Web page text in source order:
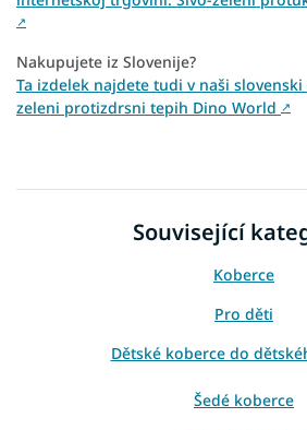
↗
Nakupujete iz Slovenije?
Ta izdelek najdete tudi v naši
zeleni protizdrsni tepih Dino World ↗
Související
Koberce
Pro děti
Dětské koberce do
Šedé koberce